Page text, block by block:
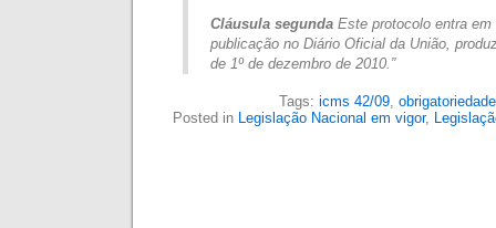
Cláusula segunda Este protocolo entra
publicação no Diário Oficial da União,
de 1º de dezembro de 2010.”
Tags: icms 42/09, obrigatoriedade
Posted in Legislação Nacional em vigor,